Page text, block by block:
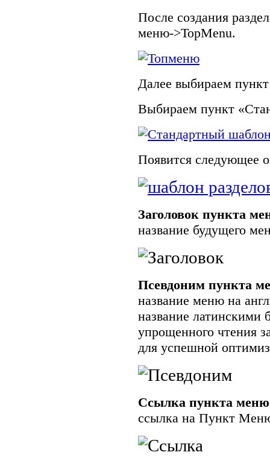
После создания
меню->TopMenu.
Далее выбираем
Выбираем пункт
Появится следующее
Заголовок пункта
название будущего
Псевдоним пункта
название меню на
название латинскими
упрощенного чтения
для успешной
Ссылка пункта
ссылка на Пункт